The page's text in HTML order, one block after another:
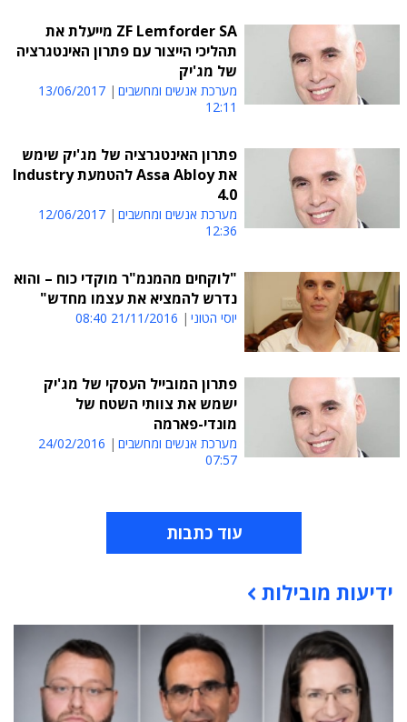
ZF Lemforder SA מייעלת את
תהליכי הייצור עם פתרון האינטגרציה
של מג'יק
מערכת אנשים ומחשבים
13/06/2017
12:11
פתרון האינטגרציה של מג'יק שימש
את Assa Abloy להטמעת Industry
4.0
מערכת אנשים ומחשבים
12/06/2017
12:36
"לוקחים מהמנמ"ר מוקדי כוח – והוא
נדרש להמציא את עצמו מחדש"
יוסי הטוני 21/11/2016 08:40
פתרון המובייל העסקי של מג'יק
ישמש את צוותי השטח של
מונדי-פארמה
מערכת אנשים ומחשבים
24/02/2016
07:57
עוד כתבות
תוכן פרסומי
ידיעות מובילות